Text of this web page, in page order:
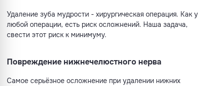
Удаление зуба мудрости - хирургическая операция. Как у
любой операции, есть риск осложнений. Наша задача,
свести этот риск к минимуму.
Повреждение нижнечелюстного нерва
Самое серьёзное осложнение при удалении нижних